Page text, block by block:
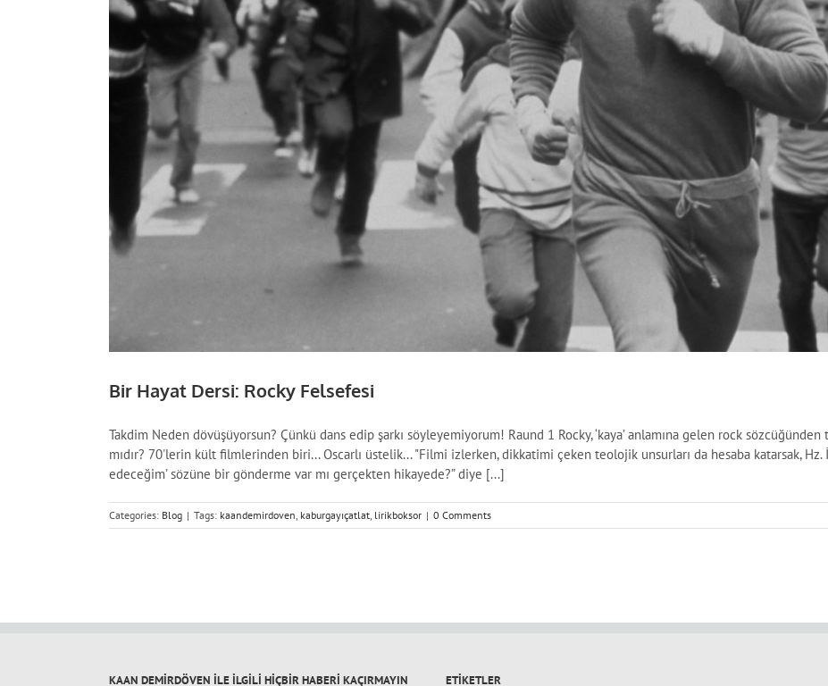
Bir Hayat Dersi: Rocky Felsefesi
Takdim Neden dövüşüyorsun? Çünkü dans edip şarkı söyleyemiyorum! Raund 1 Rocky, ‘kaya’ anlamına gelen rock
mıdır? 70'lerin kült filmlerinden biri... Oscarlı üstelik... "Filmi izlerken, dikkatimi çeken teolojik unsurları da hesaba katarsak, Hz.
edeceğim’ sözüne bir gönderme var mı gerçekten hikayede?” diye [...]
Categories: Blog | Tags: kaandemirdoven, kaburgayıçatlat, lirikboksor | 0 Comments
KAAN DEMİRDÖVEN İLE İLGİLİ HİÇBİR HABERİ KAÇIRMAYIN ETIKETLER